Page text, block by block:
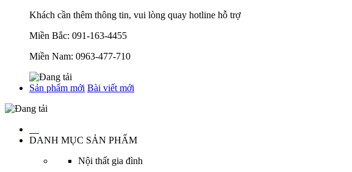
Khách cần thêm thông tin, vui lòng quay hotline hỗ trợ
Miền Bắc: 091-163-4455
Miền Nam: 0963-477-710
Sản phẩm mới Bài viết mới
DANH MỤC SẢN PHẨM
Nội thất gia đình